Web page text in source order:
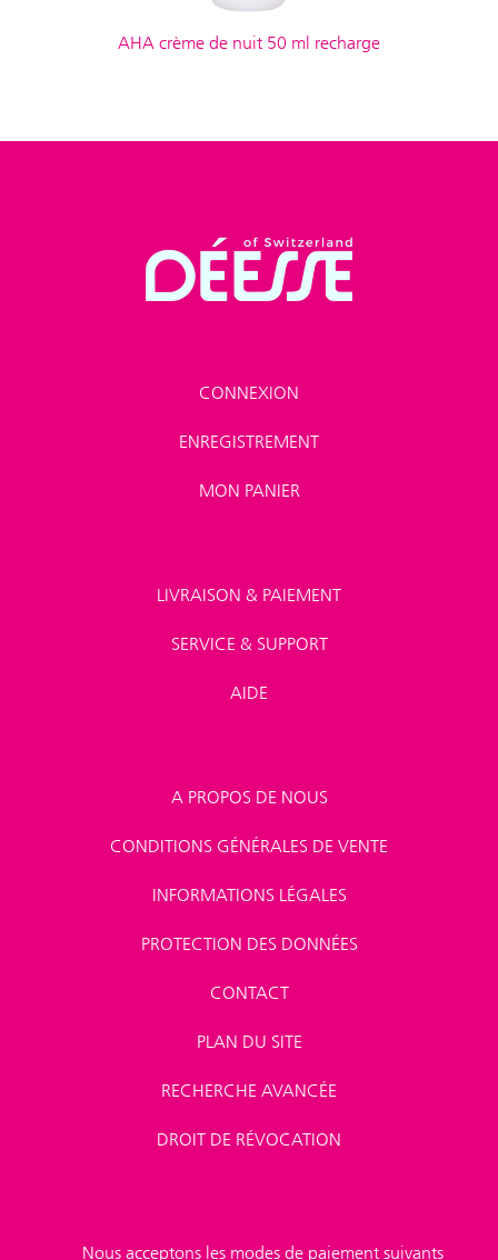
AHA crème de nuit 50 ml recharge
CONNEXION
ENREGISTREMENT
MON PANIER
LIVRAISON & PAIEMENT
SERVICE & SUPPORT
AIDE
A PROPOS DE NOUS
CONDITIONS GÉNÉRALES DE VENTE
INFORMATIONS LÉGALES
PROTECTION DES DONNÉES
CONTACT
PLAN DU SITE
RECHERCHE AVANCÉE
DROIT DE RÉVOCATION
Nous acceptons les modes de paiement suivants